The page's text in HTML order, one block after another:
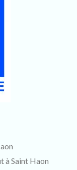
à Saint Haon